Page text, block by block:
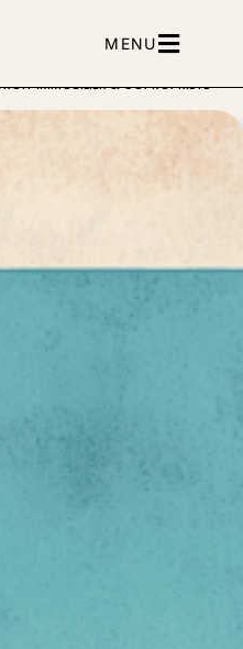
MENU
IMMOBILIER & COPROPRIÉTÉ